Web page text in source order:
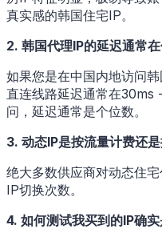
真实感的韩国住宅IP。
2. 韩国代理IP的延迟通常
如果您是在中国内地访问
直连线路延迟通常在30ms
问，延迟通常是个位数。
3. 动态IP是按流量计费还
绝大多数供应商对动态住
IP切换次数。
4. 如何测试我买到的IP确